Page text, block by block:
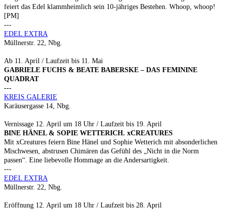
feiert das Edel klammheimlich sein 10-jähriges Bestehen. Whoop, whoop!
[PM]
---
EDEL EXTRA
Müllnerstr. 22, Nbg.
Ab 11. April / Laufzeit bis 11. Mai
GABRIELE FUCHS & BEATE BABERSKE – DAS FEMININE
QUADRAT
---
KREIS GALERIE
Karäusergasse 14, Nbg.
Vernissage 12. April um 18 Uhr / Laufzeit bis 19. April
BINE HÄNEL & SOPIE WETTERICH. xCREATURES
Mit xCreatures feiern Bine Hänel und Sophie Wetterich mit absonderlichen
Mischwesen, abstrusen Chimären das Gefühl des „Nicht in die Norm
passen“. Eine liebevolle Hommage an die Andersartigkeit.
---
EDEL EXTRA
Müllnerstr. 22, Nbg.
Eröffnung 12. April um 18 Uhr / Laufzeit bis 28. April